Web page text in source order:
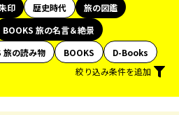
印 歴史時代
旅の図鑑
BOOKS 旅の名言＆絶景
旅の読み物 BOOKS
D-Books
絞り込み条件を追加